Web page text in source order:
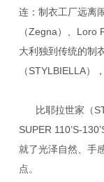
连：制衣工厂远离
（Zegna）、Loro
大利独到传统的制
（STYLBIELLA）
比耶拉世家（
SUPER 110’S-
就了光泽自然、手
点。